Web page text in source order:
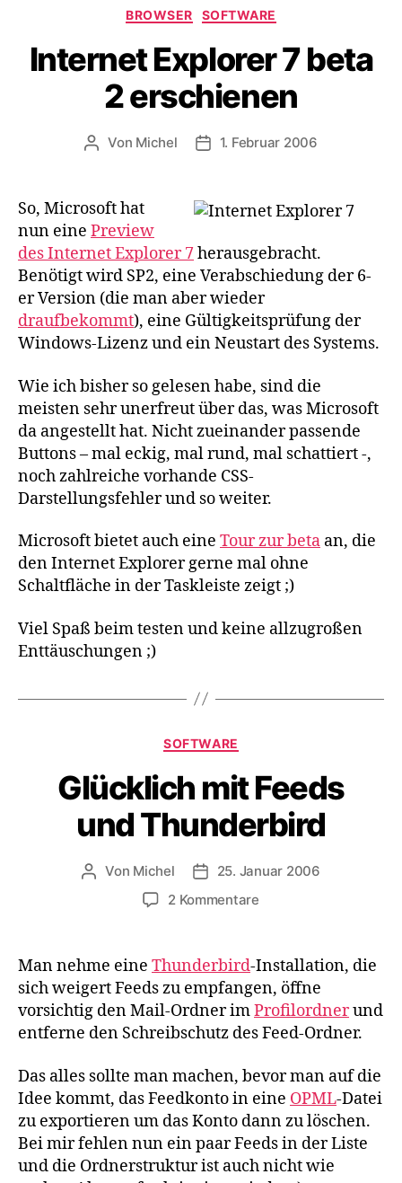
Kategorien
BROWSER SOFTWARE
Internet Explorer 7 beta
2 erschienen
Beitragsautor
Von Michel Veröffentlichungsdatum
1. Februar 2006
So, Microsoft hat
nun eine Preview
des Internet Explorer 7herausgebracht.
Benötigt wird SP2, eine Verabschiedung der 6-
er Version (die man aber wieder
draufbekommt), eine Gültigkeitsprüfung der
Windows-Lizenz und ein Neustart des Systems.
Wie ich bisher so gelesen habe, sind die
meisten sehr unerfreut über das, was Microsoft
da angestellt hat. Nicht zueinander passende
Buttons – mal eckig, mal rund, mal schattiert -,
noch zahlreiche vorhande CSS-
Darstellungsfehler und so weiter.
Microsoft bietet auch eine Tour zur beta an, die
den Internet Explorer gerne mal ohne
Schaltfläche in der Taskleiste zeigt ;)
Viel Spaß beim testen und keine allzugroßen
Enttäuschungen ;)
Kategorien
SOFTWARE
Glücklich mit Feeds
und Thunderbird
Beitragsautor
Von Michel Veröffentlichungsdatum
25. Januar 2006
2 Kommentarezu
Feeds
und Thunderbird
Man nehme eine Thunderbird-Installation, die
sich weigertFeedszu empfangen, öffne
vorsichtig denMail-Ordner imProfilordnerund
entferne den Schreibschutz desFeed-Ordner.
Das alles sollte man machen, bevor man auf die
Idee kommt, das Feedkonto in eine OPML-Datei
zu exportieren um das Konto dann zu löschen.
Bei mir fehlen nun ein paarFeedsin der Liste
und die Ordnerstruktur ist auch nicht wie